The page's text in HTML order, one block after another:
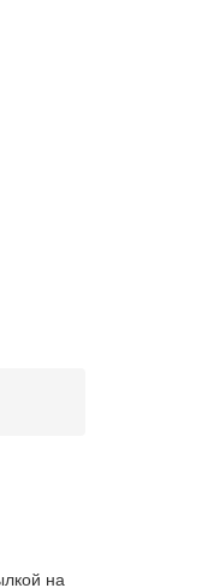
на